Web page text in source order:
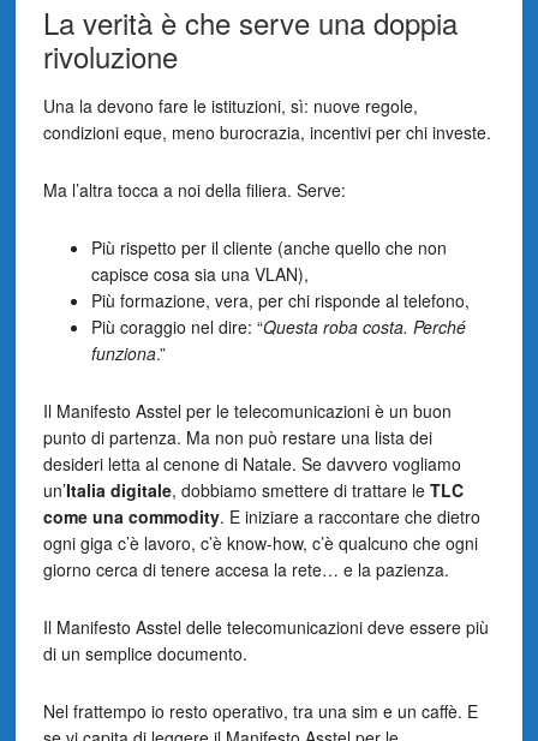
La verità è che serve una doppia
rivoluzione
Una la devono fare le istituzioni, sì: nuove regole,
condizioni eque, meno burocrazia, incentivi per chi investe.
Ma l’altra tocca a noi della filiera. Serve:
Più rispetto per il cliente (anche quello che non
capisce cosa sia una VLAN),
Più formazione, vera, per chi risponde al telefono,
Più coraggio nel dire: “Questa roba costa. Perché
funziona.”
Il Manifesto Asstel per le telecomunicazioni è un buon
punto di partenza. Ma non può restare una lista dei
desideri letta al cenone di Natale. Se davvero vogliamo
un’Italia digitale, dobbiamo smettere di trattare le TLC
come una commodity. E iniziare a raccontare che dietro
ogni giga c’è lavoro, c’è know-how, c’è qualcuno che ogni
giorno cerca di tenere accesa la rete… e la pazienza.
Il Manifesto Asstel delle telecomunicazioni deve essere più
di un semplice documento.
Nel frattempo io resto operativo, tra una sim e un caffè. E